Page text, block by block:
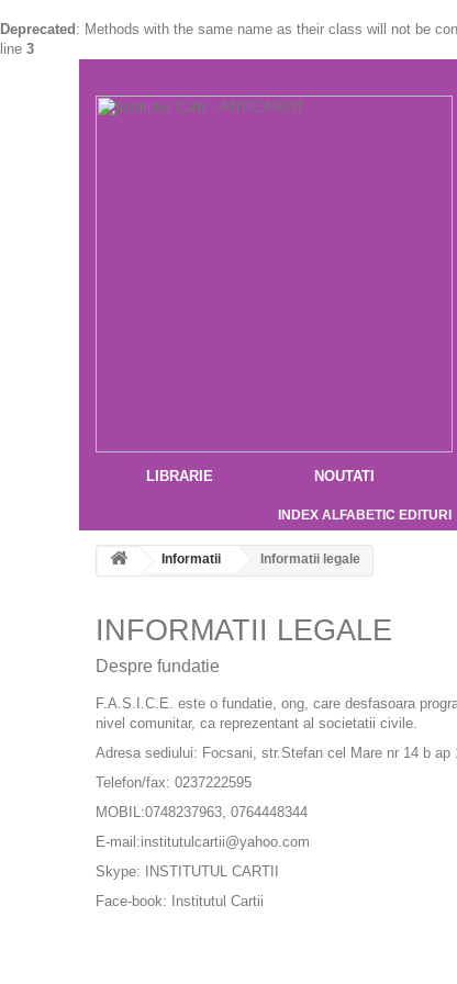
Deprecated : Methods with the same name as their class will not be
line 3
LIBRARIE NOUTATI
INDEX ALFABETIC EDITURI
Informatii Informatii legale
INFORMATII LEGALE
Despre fundatie
F.A.S.I.C.E. este o fundatie, ong, care desfasoara
nivel comunitar, ca reprezentant al societatii civile.
Adresa sediului: Focsani, str.Stefan cel Mare nr 14 b ap
Telefon/fax: 0237222595
MOBIL:0748237963, 0764448344
E-mail:institutulcartii@yahoo.com
Skype: INSTITUTUL CARTII
Face-book: Institutul Cartii